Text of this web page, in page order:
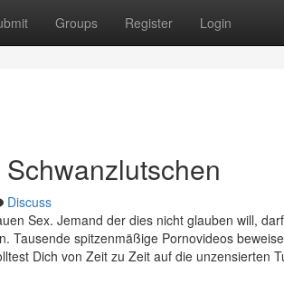
Groups Register Login
Discuss
Sex. Jemand der dies nicht glauben will,
Tausende spitzenmäßige Pornovideos
Dich von Zeit zu Zeit auf die unzensierten